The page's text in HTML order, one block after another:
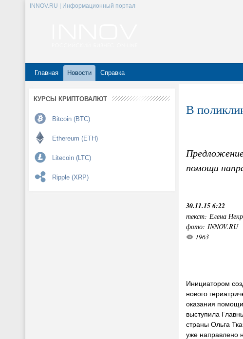
INNOV.RU | Информационный портал
Главная Новости Справка
КУРСЫ КРИПТОВАЛЮТ
Bitcoin (BTC)
Ethereum (ETH)
Litecoin (LTC)
Ripple (XRP)
В
помощи
30.11.15 6:22
текст: Елена
фото: INNOV.RU
1963
Инициатором
нового
оказания
выступила
страны Ольга
уже направлено